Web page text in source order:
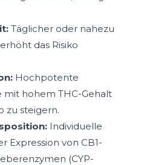
Täglicher oder nahezu
das Risiko
Hochpotente
mit hohem THC-Gehalt
zu steigern.
Individuelle
Expression von CB1-
(CYP-